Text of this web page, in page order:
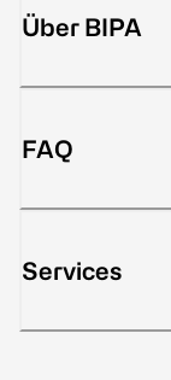
Über BIPA
FAQ
Services